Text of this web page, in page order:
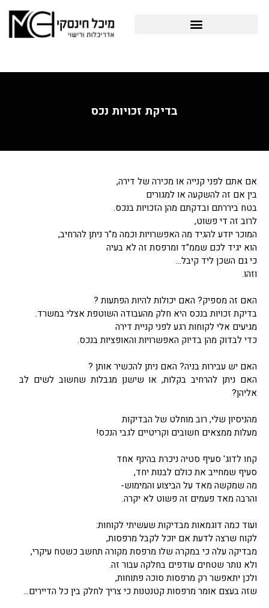
בדיקת זכויות נכס
אם אתם לפני קנייה או מכירה של דירה,
בין אם זה להשקעה או למגורים
בטח ביררתם ובדקתם מהן הזכויות בנכס.
לרוב זה די פשוט,
המוכר יודע להגיד מה האפשרויות וכמה מ"ר ניתן להרחיב,
הוא יגיד לכם שממ"ד ומרפסת זה לא בעיה
כי גם השכן ליד קיבל…
וזהו.
האם זה מספיק? האם יכולות להיות הפתעות ?
בדיקת זכויות בנכס היא חלק מהעבודה השוטפת אצלי במשרד.
מגיעים אלי לקוחות רגע לפני קניית דירה
כדי לבדוק מהן בדיוק האפשרויות והאופציות בנכס.
האם יש עבירות בניה? האם ניתן להכשיר אותן ?
האם ניתן להרחיב בקלות, או שישנן מגבלות שחשוב לשים לב
אליהן?
מהניסיון שלי, רוב מוחלט של הבדיקות
מעלות ממצאים חשובים וקריטיים לגבי הנכס!
קחו לדוג' סעיף סטיה ניכרת בהינף אחד
סעיף שמחייב את כולם לבנות יחד,
מה שמקשה מאד על הביצוע והמימוש-
והרבה מאד פעמים זה פשוט לא יקרה.
ועוד כמה דוגמאות מבדיקות שעשיתי לקוחות:
לקוח שרצה לדעת אם יוכל לקבל מרפסות,
מבדיקה עלה כי במקרה שלו מרפסת מקורה תחשב כשטח עיקרי,
ולא נותר שטחים עודפים בחלקה עבור זה.
ולכן יתאפשר רק מרפסות סוכה פתוחות,
שזה בעצם אומר מרפסות קטנטנות כי צריך לחלק בין כל הדיירים…